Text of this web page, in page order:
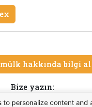
mülk hakkında bilgi al
Bize yazın:
to personalize content and